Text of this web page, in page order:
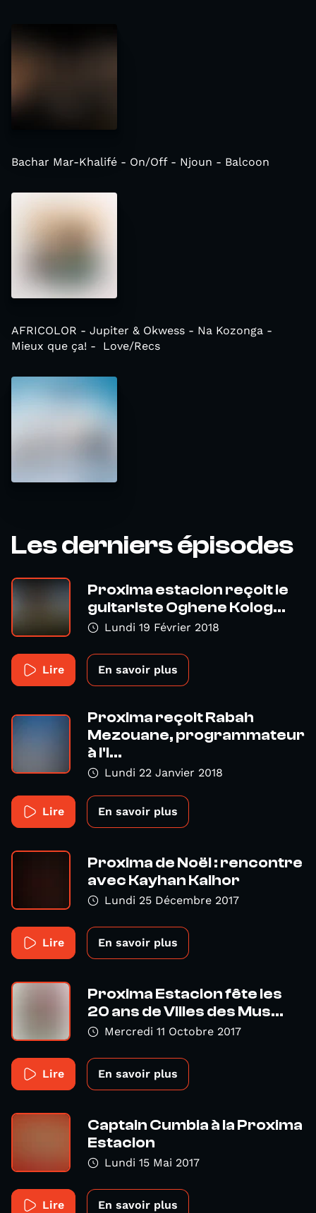
Bachar Mar-Khalifé - On/Off - Njoun - Balcoon
AFRICOLOR - Jupiter & Okwess - Na Kozonga -
Mieux que ça! - Love/Recs
Les derniers épisodes
Proxima estacion reçoit le
guitariste Oghene Kolog...
Lundi 19 Février 2018
Lire En savoir plus
Proxima reçoit Rabah
Mezouane, programmateur
à l'I...
Lundi 22 Janvier 2018
Lire En savoir plus
Proxima de Noël : rencontre
avec Kayhan Kalhor
Lundi 25 Décembre 2017
Lire En savoir plus
Proxima Estacion fête les
20 ans de Villes des Mus...
Mercredi 11 Octobre 2017
Lire En savoir plus
Captain Cumbia à la Proxima
Estacion
Lundi 15 Mai 2017
Lire En savoir plus